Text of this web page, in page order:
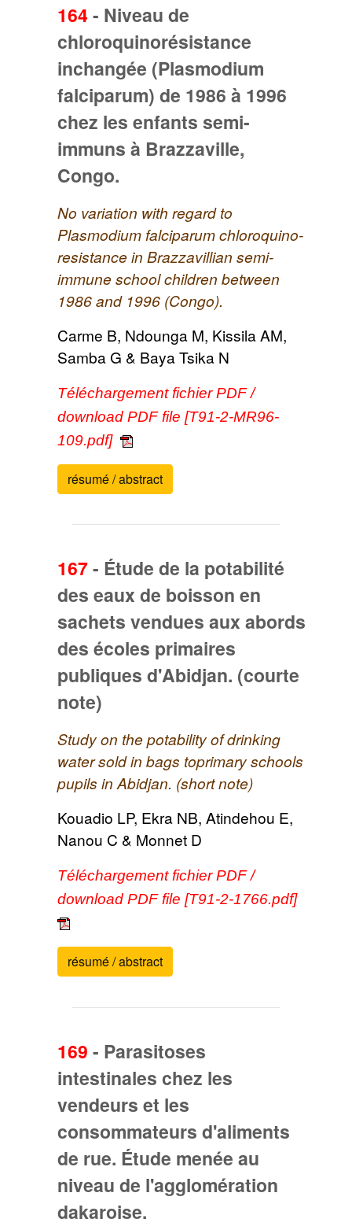
164 - Niveau de
chloroquinorésistance
inchangée (Plasmodium
falciparum) de 1986 à 1996
chez les enfants semi-
immuns à Brazzaville,
Congo.
No variation with regard to
Plasmodium falciparum chloroquino-
resistance in Brazzavillian semi-
immune school children between
1986 and 1996 (Congo).
Carme B, Ndounga M, Kissila AM,
Samba G & Baya Tsika N
Téléchargement fichier PDF /
download PDF file [T91-2-MR96-
109.pdf]
résumé / abstract
167- Étude de la potabilité
des eaux de boisson en
sachets vendues aux abords
des écoles primaires
publiques d'Abidjan. (courte
note)
Study on the potability of drinking
water sold in bags toprimary schools
pupils in Abidjan. (short note)
Kouadio LP, Ekra NB, Atindehou E,
Nanou C & Monnet D
Téléchargement fichier PDF /
download PDF file [T91-2-1766.pdf]
résumé / abstract
169 - Parasitoses
intestinales chez les
vendeurs et les
consommateurs d'aliments
de rue. Étude menée au
niveau de l'agglomération
dakaroise.